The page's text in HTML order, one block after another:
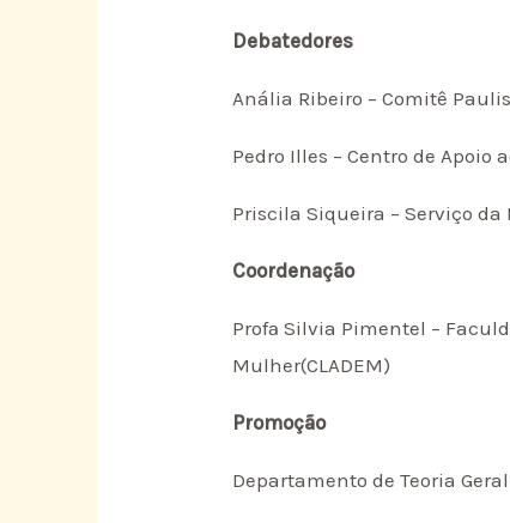
Debatedores
Anália Ribeiro – Comitê
Pedro Illes – Centro de Apoio
Priscila Siqueira – Serviço
Coordenação
Profª Silvia Pimentel –
Mulher(CLADEM)
Promoção
Departamento de Teoria